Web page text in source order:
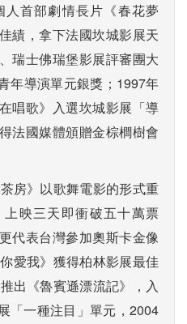
人首部劇情長片《春花夢
績，拿下法國坎城影展天
瑞士佛瑞堡影展評審團大
年導演單元銀獎；1997年
唱歌》入選坎城影展「導
法國媒體頒贈金棕櫚樹會
房》以歌舞電影的形式重
映三天即衝破五十萬票
代表台灣參加奧斯卡金像
愛我》獲得柏林影展最佳
出《魯賓遜漂流記》，入
「一種注目」單元，2004